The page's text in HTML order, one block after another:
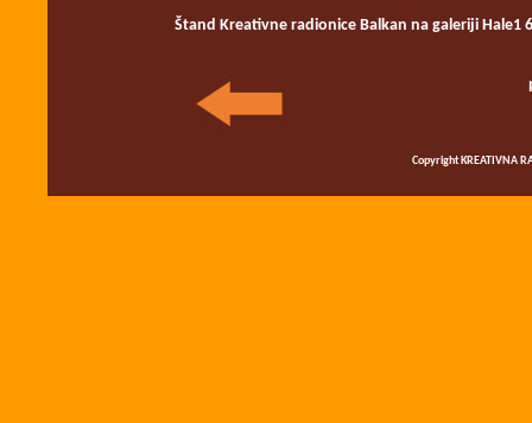
Štand Kreativne radionice Balkan na galeriji
Copyright KREATIVNA